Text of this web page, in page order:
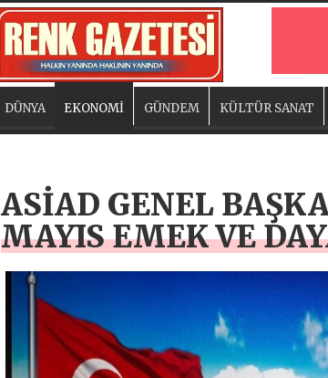
DÜNYA EKONOMİ GÜNDEM KÜLTÜR SANAT
ASİAD GENEL
MAYIS EMEK VE